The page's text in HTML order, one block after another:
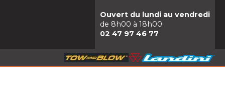
Ouvert du lundi au vendredi
de 8h00 à 18h00
02 47 97 46 77